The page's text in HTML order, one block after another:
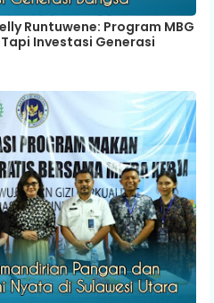
Runtuwene: Program MBG
Investasi Generasi